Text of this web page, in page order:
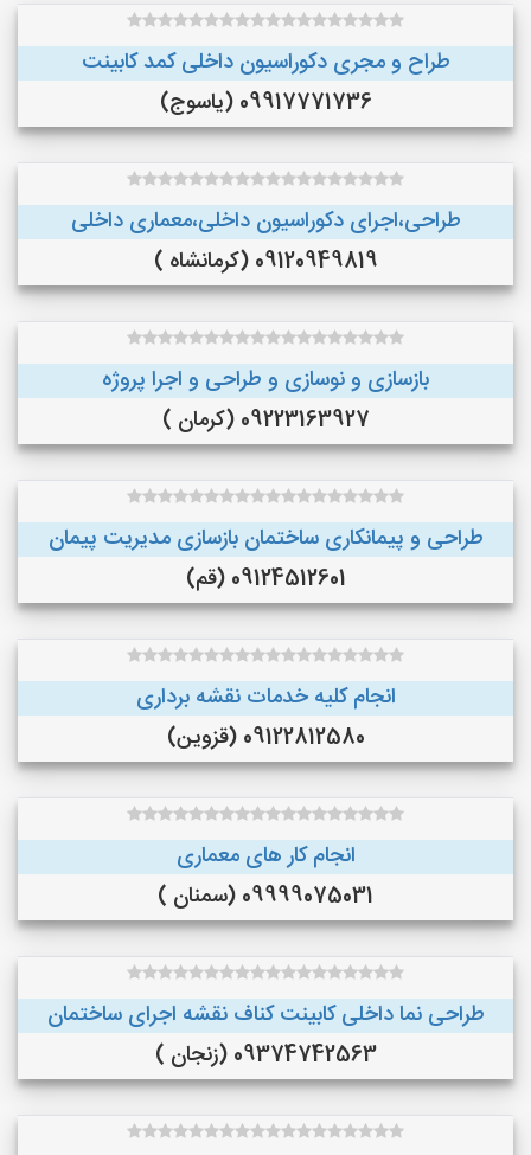
طراح و مجری دکوراسیون داخلی کمد کابینت
09917771736 (یاسوج)
طراحی،اجرای دکوراسیون داخلی،معماری داخلی
09120949819 (کرمانشاه )
بازسازی و نوسازی و طراحی و اجرا پروژه
09223163927 (کرمان )
طراحی و پیمانکاری ساختمان بازسازی مدیریت پیمان
09124512601 (قم)
انجام کلیه خدمات نقشه برداری
09122812580 (قزوین)
انجام کار های معماری
09999075031 (سمنان )
طراحی نما داخلی کابینت کناف نقشه اجرای ساختمان
09374742563 (زنجان )